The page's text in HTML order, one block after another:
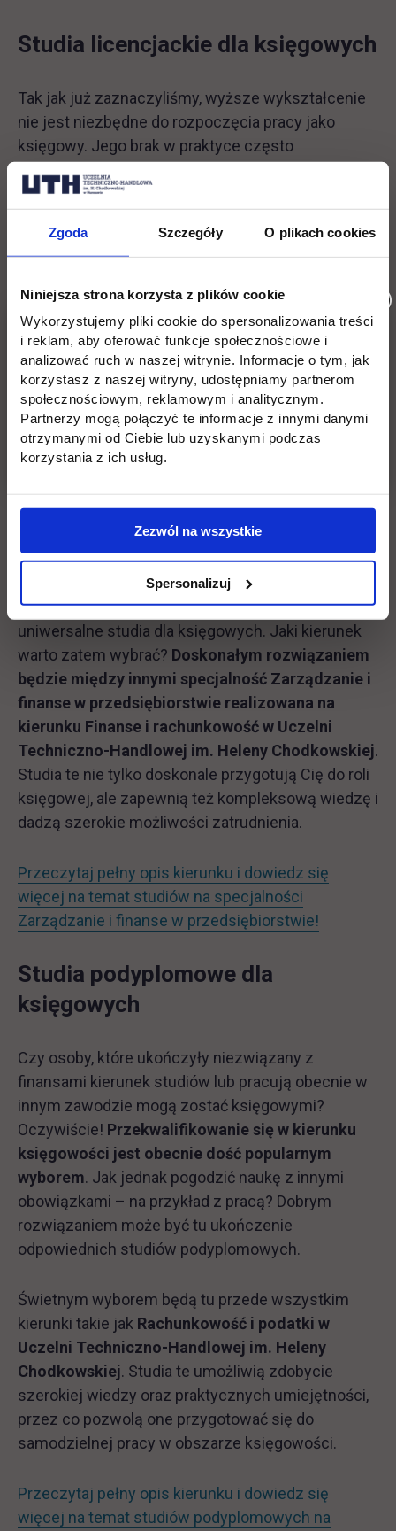
Zgoda Szczegóły O plikach cookies
Niniejsza strona korzysta z plików cookie
Wykorzystujemy pliki cookie do spersonalizowania treści
i reklam, aby oferować funkcje społecznościowe i
analizować ruch w naszej witrynie. Informacje o tym, jak
korzystasz z naszej witryny, udostępniamy partnerom
społecznościowym, reklamowym i analitycznym.
Partnerzy mogą połączyć te informacje z innymi danymi
otrzymanymi od Ciebie lub uzyskanymi podczas
korzystania z ich usług.
Zezwól na wszystkie
Spersonalizuj
Studia licencjackie dla księgowych
Tak jak już zaznaczyliśmy, wyższe wykształcenie
nie jest niezbędne do rozpoczęcia pracy jako
księgowy. Jego brak w praktyce często
szczeblach kariery.
start dla osoby chcącej zostać księgową lub
zawodowym.
Warto przy tym zaznaczyć, że nie istnieją jedne
uniwersalne studia dla księgowych. Jaki kierunek
warto zatem wybrać? Doskonałym rozwiązaniem
będzie między innymi specjalność Zarządzanie i
finanse w przedsiębiorstwie realizowana na
kierunku Finanse i rachunkowość w Uczelni
Techniczno-Handlowej im. Heleny Chodkowskiej.
Studia te nie tylko doskonale przygotują Cię do roli
księgowej, ale zapewnią też kompleksową wiedzę i
dadzą szerokie możliwości zatrudnienia.
Przeczytaj pełny opis kierunku i dowiedz się
więcej na temat studiów na specjalności
Zarządzanie i finanse w przedsiębiorstwie!
Studia podyplomowe dla
księgowych
Czy osoby, które ukończyły niezwiązany z
finansami kierunek studiów lub pracują obecnie w
innym zawodzie mogą zostać księgowymi?
Oczywiście! Przekwalifikowanie się w kierunku
księgowości jest obecnie dość popularnym
wyborem. Jak jednak pogodzić naukę z innymi
obowiązkami – na przykład z pracą? Dobrym
rozwiązaniem może być tu ukończenie
odpowiednich studiów podyplomowych.
Świetnym wyborem będą tu przede wszystkim
kierunki takie jak Rachunkowość i podatki w
Uczelni Techniczno-Handlowej im. Heleny
Chodkowskiej. Studia te umożliwią zdobycie
szerokiej wiedzy oraz praktycznych umiejętności,
przez co pozwolą one przygotować się do
samodzielnej pracy w obszarze księgowości.
Przeczytaj pełny opis kierunku i dowiedz się
więcej na temat studiów podyplomowych na